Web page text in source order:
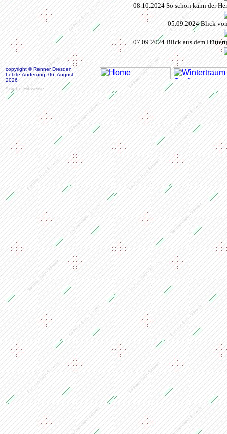
08.10.2024 So schön kann der
05.09.2024 Blick
07.09.2024 Blick aus dem
copyright © Renner Dresden
Letzte Änderung: 06. August
2026
* siehe Hinweise